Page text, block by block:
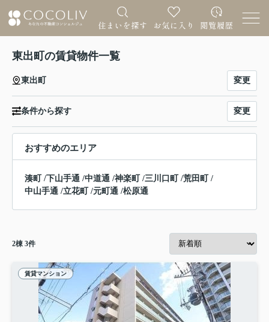
東出町の賃貸物件一覧
東出町 変更
条件から探す 変更
おすすめのエリア
湊町/下山手通 /中道通 /神楽町/三川口町/荒田町/
中山手通 /立花町/元町通 /松原通
2棟 3件
賃貸マンション